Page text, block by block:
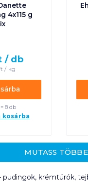
4x115 g
/ db
/ kg
8 db
kosárba
MUTASS
krémtúrók,